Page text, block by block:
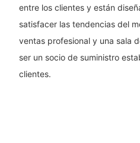
entre los clientes y están
satisfacer las tendencias del
ventas profesional y una sala
ser un socio de suministro
clientes.